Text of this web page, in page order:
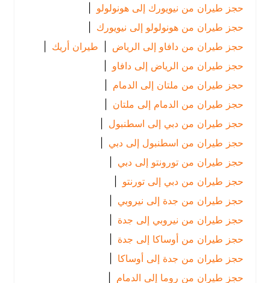
حجز طيران من نيويورك إلى هونولولو |
حجز طيران من هونولولو إلى نيويورك |
حجز طيران من دافاو إلى الرياض
| طيران أريك
|
حجز طيران من الرياض إلى دافاو
|
حجز طيران من ملتان إلى الدمام
|
حجز طيران من الدمام إلى ملتان |
حجز طيران من دبي إلى اسطنبول |
حجز طيران من اسطنبول إلى دبي |
حجز طيران من تورونتو إلى دبي |
حجز طيران من دبي إلى تورنتو |
حجز طيران من جدة إلى نيروبي |
حجز طيران من نيروبي إلى جدة
حجز طيران من أوساكا إلى جدة
حجز طيران من جدة إلى أوساكا |
حجز طيران من روما إلى الدمام
|